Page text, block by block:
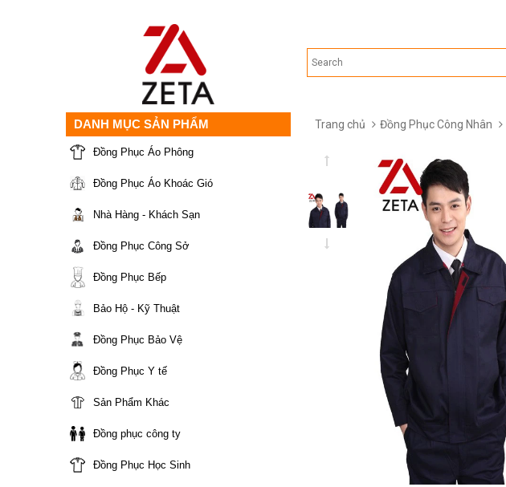
DANH MỤC SẢN PHẨM
Đồng Phục Áo Phông
Đồng Phục Áo Khoác Gió
Nhà Hàng - Khách Sạn
Đồng Phục Công Sở
Đồng Phục Bếp
Bảo Hộ - Kỹ Thuật
Đồng Phục Bảo Vệ
Đồng Phục Y tế
Sản Phẩm Khác
Đồng phục công ty
Đồng Phục Học Sinh
Trang chủ Đồng Phục Công Nhân